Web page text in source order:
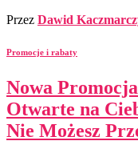
Przez Dawid
Promocje i rabaty
Nowa
Otwarte na
Nie Możesz